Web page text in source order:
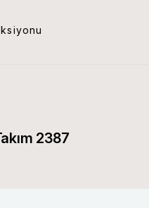
2387